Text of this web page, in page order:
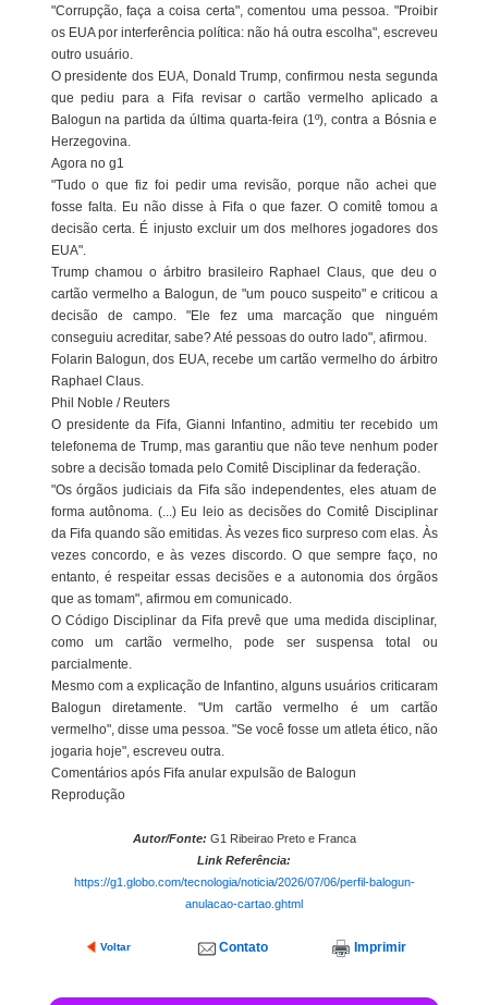
"Corrupção, faça a coisa certa", comentou uma pessoa. "Proibir
os EUA por interferência política: não há outra escolha", escreveu
outro usuário.
O presidente dos EUA, Donald Trump, confirmou nesta segunda
que pediu para a Fifa revisar o cartão vermelho aplicado a
Balogun na partida da última quarta-feira (1º), contra a Bósnia e
Herzegovina.
Agora no g1
"Tudo o que fiz foi pedir uma revisão, porque não achei que
fosse falta. Eu não disse à Fifa o que fazer. O comitê tomou a
decisão certa. É injusto excluir um dos melhores jogadores dos
EUA".
Trump chamou o árbitro brasileiro Raphael Claus, que deu o
cartão vermelho a Balogun, de "um pouco suspeito" e criticou a
decisão de campo. "Ele fez uma marcação que ninguém
conseguiu acreditar, sabe? Até pessoas do outro lado", afirmou.
Folarin Balogun, dos EUA, recebe um cartão vermelho do árbitro
Raphael Claus.
Phil Noble / Reuters
O presidente da Fifa, Gianni Infantino, admitiu ter recebido um
telefonema de Trump, mas garantiu que não teve nenhum poder
sobre a decisão tomada pelo Comitê Disciplinar da federação.
"Os órgãos judiciais da Fifa são independentes, eles atuam de
forma autônoma. (...) Eu leio as decisões do Comitê Disciplinar
da Fifa quando são emitidas. Às vezes fico surpreso com elas. Às
vezes concordo, e às vezes discordo. O que sempre faço, no
entanto, é respeitar essas decisões e a autonomia dos órgãos
que as tomam", afirmou em comunicado.
O Código Disciplinar da Fifa prevê que uma medida disciplinar,
como um cartão vermelho, pode ser suspensa total ou
parcialmente.
Mesmo com a explicação de Infantino, alguns usuários criticaram
Balogun diretamente. "Um cartão vermelho é um cartão
vermelho", disse uma pessoa. "Se você fosse um atleta ético, não
jogaria hoje", escreveu outra.
Comentários após Fifa anular expulsão de Balogun
Reprodução
Autor/Fonte: G1 Ribeirao Preto e Franca
Link Referência:
https://g1.globo.com/tecnologia/noticia/2026/07/06/perfil-balogun-
anulacao-cartao.ghtml
Voltar Contato Imprimir